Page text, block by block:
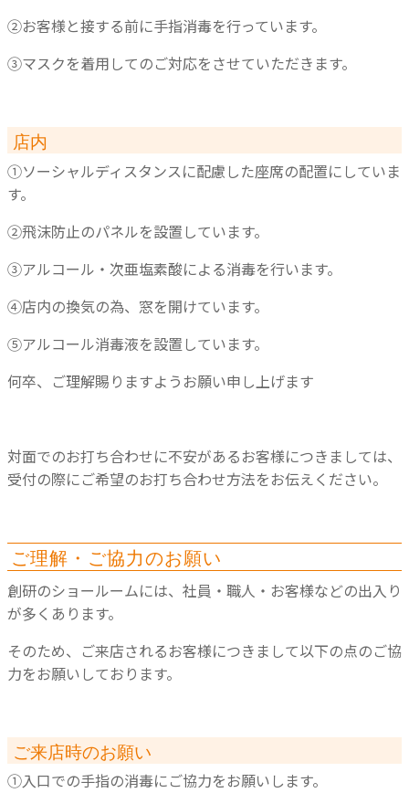
②お客様と接する前に手指消毒を行っています。
③マスクを着用してのご対応をさせていただきます。
店内
①ソーシャルディスタンスに配慮した座席の配置にしていま
す。
②飛沫防止のパネルを設置しています。
③アルコール・次亜塩素酸による消毒を行います。
④店内の換気の為、窓を開けています。
⑤アルコール消毒液を設置しています。
何卒、ご理解賜りますようお願い申し上げます
対面でのお打ち合わせに不安があるお客様につきましては、
受付の際にご希望のお打ち合わせ方法をお伝えください。
ご理解・ご協力のお願い
創研のショールームには、社員・職人・お客様などの出入り
が多くあります。
そのため、ご来店されるお客様につきまして以下の点のご協
力をお願いしております。
ご来店時のお願い
①入口での手指の消毒にご協力をお願いします。